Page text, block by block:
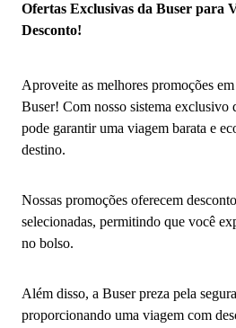
Ofertas Exclusivas da Buser para
Desconto!
Aproveite as melhores promoções
Buser! Com nosso sistema exclusivo
pode garantir uma viagem barata e
destino.
Nossas promoções oferecem
selecionadas, permitindo que você
no bolso.
Além disso, a Buser preza pela
proporcionando uma viagem com